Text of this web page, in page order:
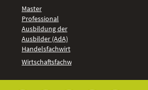
Master
Professional
Ausbildung der
Ausbilder (AdA)
Handelsfachwirt
Wirtschaftsfachwirt